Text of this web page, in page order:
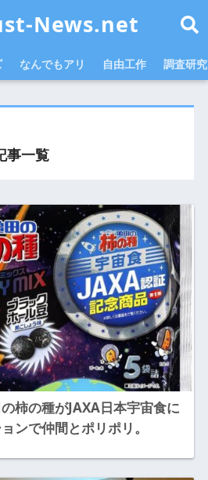
News.net
なんでもアリ 自由工作 調査研究
事一覧
の柿の種がJAXA日本宇宙食に
ンで仲間とポリポリ。